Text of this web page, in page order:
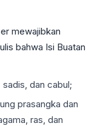
mewajibkan
bahwa Isi Buatan
dan cabul;
prasangka dan
ras, dan